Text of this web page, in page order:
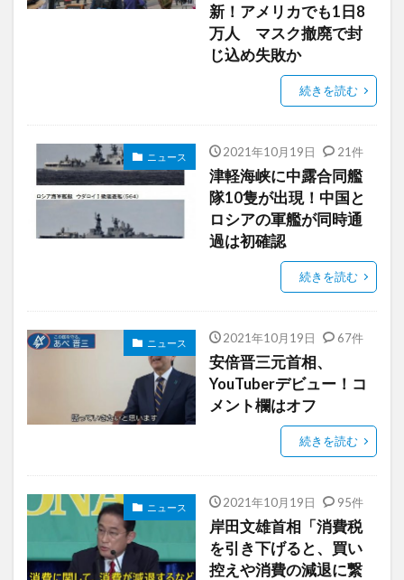
新！アメリカでも1日8
万人 マスク撤廃で封
じ込め失敗か
続きを読む
ニュース 2021年10月19日 21件
津軽海峡に中露合同艦
隊10隻が出現！中国と
ロシアの軍艦が同時通
過は初確認
続きを読む
ニュース 2021年10月19日 67件
安倍晋三元首相、
YouTuberデビュー！コ
メント欄はオフ
続きを読む
ニュース 2021年10月19日 95件
岸田文雄首相「消費税
を引き下げると、買い
控えや消費の減退に繋